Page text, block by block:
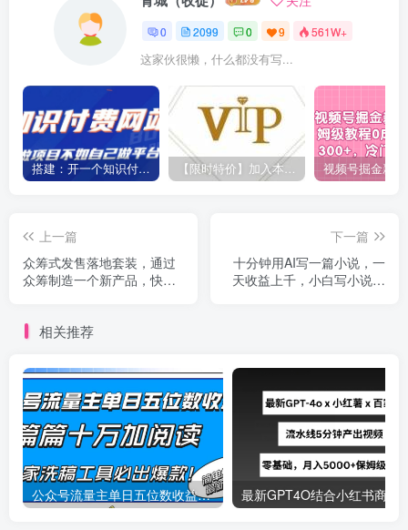
0 2099 0 9 561W+
这家伙很懒，什么都没有写...
搭建：开一个知识付费资源网站，24小时全自动赚钱！ 【限时特价】加入本站VIP会员，海量最新各大团队网赚内部教程全免费，每天持续更新！
上一篇
众筹式发售落地套装，通过
众筹制造一个新产品，快速
下一篇
十分钟用AI写一篇小说，一
天收益上千，小白写小说保
相关推荐
公众号流量主单日五位数收益，篇篇十万加阅读独家洗稿工具必出爆款！